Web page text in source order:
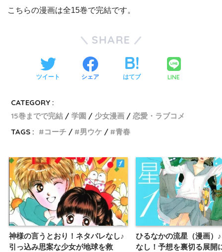
こちらの漫画は全15巻で完結です。
SHARE
ツイート シェア はてブ LINE
CATEGORY :
15巻までで完結
学園 少女漫画
恋愛・ラブコメ
TAGS :
コーチ 男ウケ 青春
神様の言うとおり！ネタバレなし♪
引っ込み思案な少女が地球を救
ひるなかの流星（漫画）
なし！予想を裏切る展開